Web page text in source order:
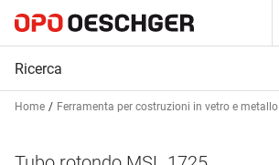
Home Ferramenta per costruzioni in vetro e metallo